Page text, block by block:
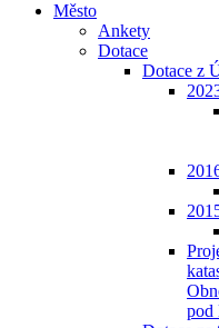
Město
Ankety
Dotace
Dotace z
pod